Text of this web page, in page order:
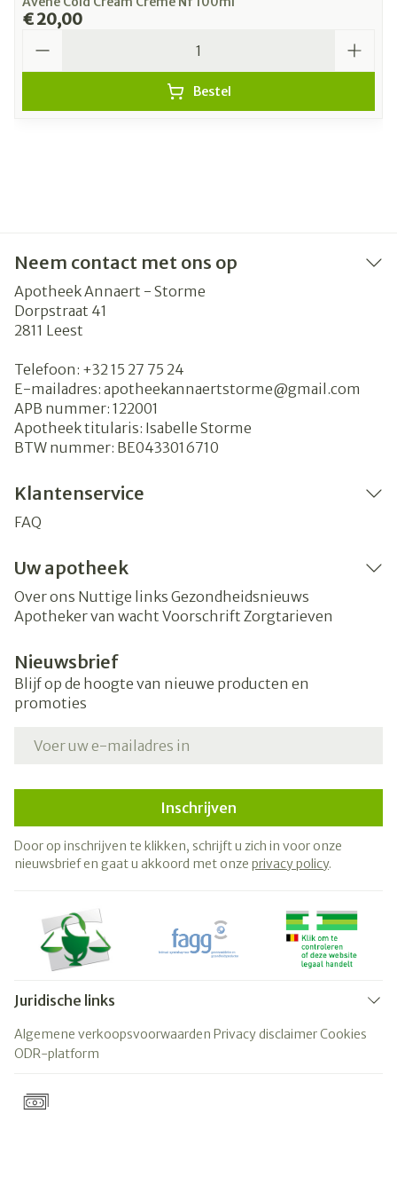
€ 20,00
Bestel
Neem contact met ons op
Apotheek Annaert - Storme
Dorpstraat 41
2811 Leest
Telefoon: +32 15 27 75 24
E-mailadres: apotheekannaertstorme@gmail.com
APB nummer: 122001
Apotheek titularis: Isabelle Storme
BTW nummer: BE0433016710
Klantenservice
FAQ
Uw apotheek
Over ons Nuttige links Gezondheidsnieuws
Apotheker van wacht Voorschrift Zorgtarieven
Nieuwsbrief
Blijf op de hoogte van nieuwe producten en
promoties
Inschrijven
Door op inschrijven te klikken, schrijft u zich in voor onze
nieuwsbrief en gaat u akkoord met onze privacy policy.
Juridische links
Algemene verkoopsvoorwaarden Privacy disclaimerCookies
ODR-platform